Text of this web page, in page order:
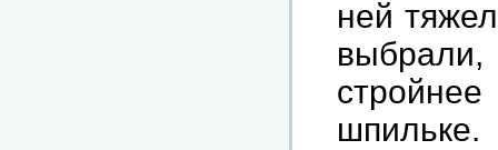
ней
шпильке.